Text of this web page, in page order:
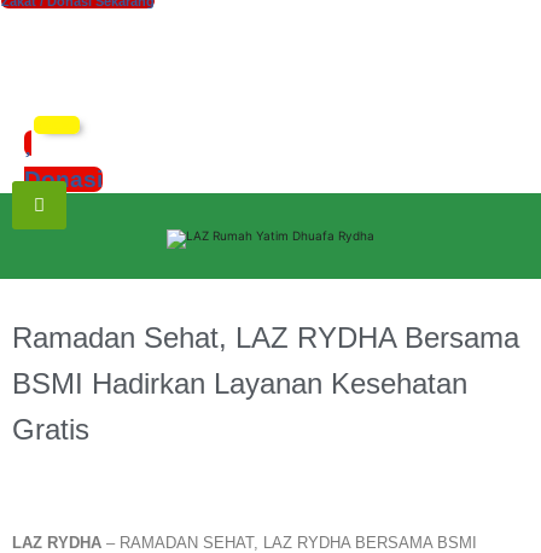
xzczc
Donasi
Ramadan Sehat, LAZ RYDHA Bersama
BSMI Hadirkan Layanan Kesehatan
Gratis
LAZ RYDHA – RAMADAN SEHAT, LAZ RYDHA BERSAMA BSMI